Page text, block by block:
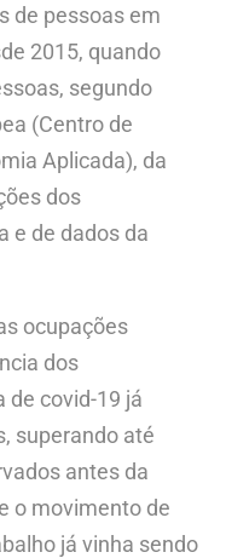
de pessoas em
2015, quando
segundo
(Centro de
Aplicada), da
dos
e de dados da
ocupações
dos
de covid-19 já
superando até
antes da
o movimento de
já vinha sendo